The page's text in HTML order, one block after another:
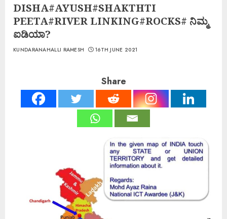
DISHA#AYUSH#SHAKTHTI
PEETA#RIVER LINKING#ROCKS# ನಿಮ್ಮ
ಐಡಿಯಾ?
KUNDARANAHALLI RAMESH 16TH JUNE 2021
Share